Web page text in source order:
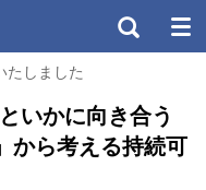
たしました
いかに向き合う
から考える持続可